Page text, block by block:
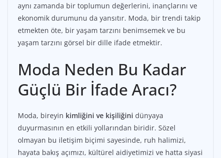
aynı zamanda bir toplumun değerlerini, inançlarını ve
ekonomik durumunu da yansıtır. Moda, bir trendi takip
etmekten öte, bir yaşam tarzını benimsemek ve bu
yaşam tarzını görsel bir dille ifade etmektir.
Moda Neden Bu Kadar
Güçlü Bir İfade Aracı?
Moda, bireyin kimliğini ve kişiliğini dünyaya
duyurmasının en etkili yollarından biridir. Sözel
olmayan bu iletişim biçimi sayesinde, ruh halimizi,
hayata bakış açımızı, kültürel aidiyetimizi ve hatta siyasi